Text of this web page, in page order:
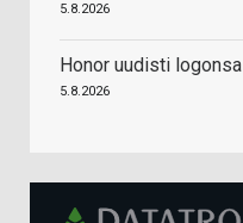
5.8.2026
Honor uudisti logonsa
5.8.2026